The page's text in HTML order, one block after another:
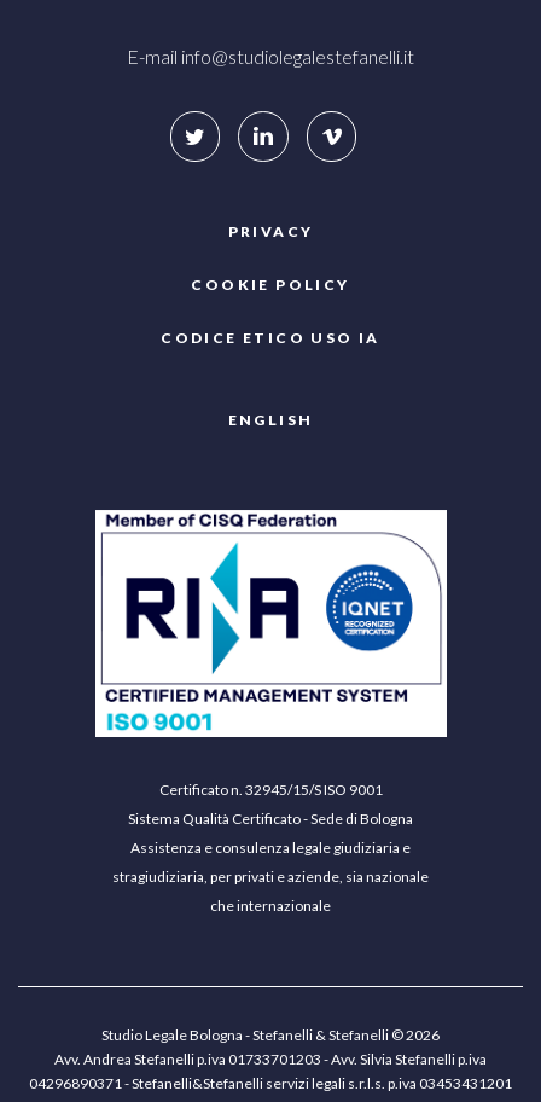
E-mail info@studiolegalestefanelli.it
PRIVACY
COOKIE POLICY
CODICE ETICO USO IA
ENGLISH
Certificato n. 32945/15/S ISO 9001
Sistema Qualità Certificato - Sede di Bologna
Assistenza e consulenza legale giudiziaria e
stragiudiziaria, per privati e aziende, sia nazionale
che internazionale
Studio Legale Bologna - Stefanelli & Stefanelli © 2026
Avv. Andrea Stefanelli p.iva 01733701203 - Avv. Silvia Stefanelli p.iva
04296890371 - Stefanelli&Stefanelli servizi legali s.r.l.s. p.iva 03453431201